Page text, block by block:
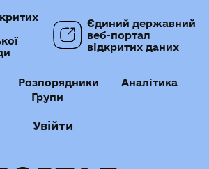
Єдиний державний
веб-портал
відкритих даних
Розпорядники
Аналітика
Групи
Увійти